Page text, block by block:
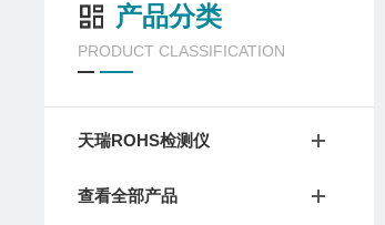
产品分类
PRODUCT CLASSIFICATION
天瑞ROHS检测仪
查看全部产品